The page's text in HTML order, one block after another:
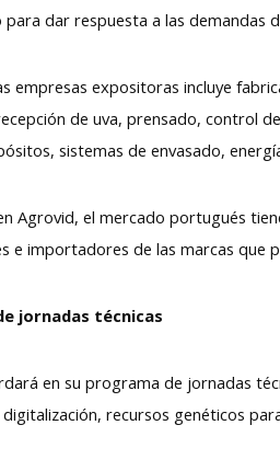
para dar respuesta a las demandas
empresas expositoras incluye
de uva, prensado, control
sistemas de envasado,
Agrovid, el mercado portugués
e importadores de las marcas que
jornadas técnicas
en su programa de jornadas
recursos genéticos